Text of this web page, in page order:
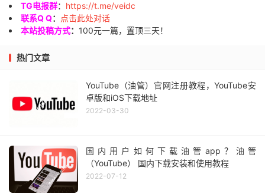
TG电报群： https://t.me/veidc
联系Q Q：
点击此处对话
本站投稿方式： 100元一篇，置顶三天！
热门文章
YouTube（油管）官网注册教程，YouTube安
卓版和iOS下载地址
2022-03-30
国内用户如何下载油管app？油管
（YouTube） 国内下载安装和使用教程
2022-07-12